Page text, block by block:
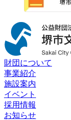
財団について
事業紹介
施設案内
イベント
採用情報
お知らせ